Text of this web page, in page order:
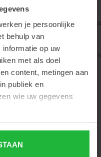
je persoonlijke
behulp van
op uw
met als doel
content, metingen aan
publiek en
wie uw gegevens
graag:
geografische locatie,
USB
€308,00